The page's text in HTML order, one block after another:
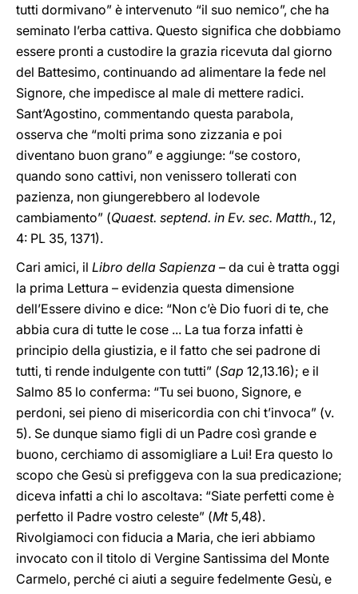
tutti dormivano” è intervenuto “il suo nemico”, che ha
seminato l’erba cattiva. Questo significa che dobbiamo
essere pronti a custodire la grazia ricevuta dal giorno
del Battesimo, continuando ad alimentare la fede nel
Signore, che impedisce al male di mettere radici.
Sant’Agostino, commentando questa parabola,
osserva che “molti prima sono zizzania e poi
diventano buon grano” e aggiunge: “se costoro,
quando sono cattivi, non venissero tollerati con
pazienza, non giungerebbero al lodevole
cambiamento” (Quaest. septend. in Ev. sec. Matth., 12,
4: PL 35, 1371).
Cari amici, il Libro della Sapienza – da cui è tratta oggi
la prima Lettura – evidenzia questa dimensione
dell’Essere divino e dice: “Non c’è Dio fuori di te, che
abbia cura di tutte le cose ... La tua forza infatti è
principio della giustizia, e il fatto che sei padrone di
tutti, ti rende indulgente con tutti” (Sap 12,13.16); e il
Salmo 85 lo conferma: “Tu sei buono, Signore, e
perdoni, sei pieno di misericordia con chi t’invoca” (v.
5). Se dunque siamo figli di un Padre così grande e
buono, cerchiamo di assomigliare a Lui! Era questo lo
scopo che Gesù si prefiggeva con la sua predicazione;
diceva infatti a chi lo ascoltava: “Siate perfetti come è
perfetto il Padre vostro celeste” (Mt 5,48).
Rivolgiamoci con fiducia a Maria, che ieri abbiamo
invocato con il titolo di Vergine Santissima del Monte
Carmelo, perché ci aiuti a seguire fedelmente Gesù, e